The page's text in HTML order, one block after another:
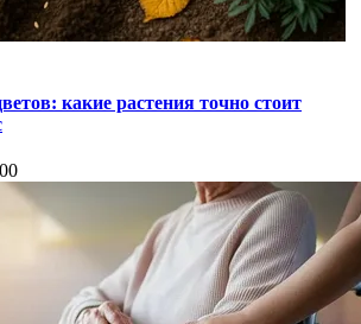
какие растения точно стоит